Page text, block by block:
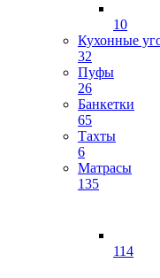
10
Кухонные
32
Пуфы
26
Банкетки
65
Тахты
6
Матрасы
135
114